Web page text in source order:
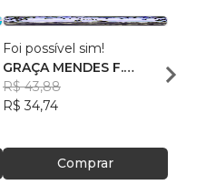
Foi possível sim!
GRAÇA MENDES F.
BASTOS
R$ 43,88
R$ 34,74
Comprar
Ana
R$